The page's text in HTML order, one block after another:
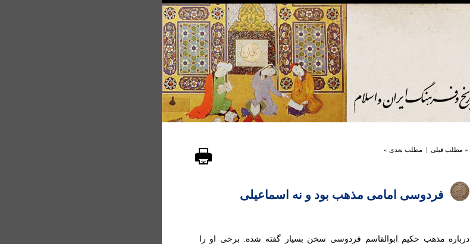
« مطلب قبلی | مطلب بعدی »
فردوسی امامی مذهب بود و نه اسماعیلی
درباره مذهب حکيم ابوالقاسم فردوسی سخن بسيار گفته شده. برخی او را